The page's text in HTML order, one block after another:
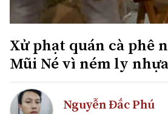
Xử phạt quán cà phê
Mũi Né vì ném ly
Nguyễn Đắc Phú